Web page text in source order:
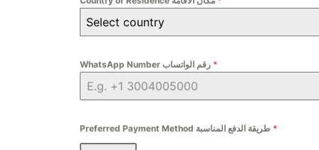
Select country
*
*